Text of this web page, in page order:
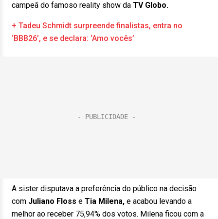
campeã do famoso reality show da TV Globo.
+ Tadeu Schmidt surpreende finalistas, entra no
‘BBB26’, e se declara: ‘Amo vocês’
A sister disputava a preferência do público na decisão
com Juliano Floss e Tia Milena, e acabou levando a
melhor ao receber 75,94% dos votos. Milena ficou com a